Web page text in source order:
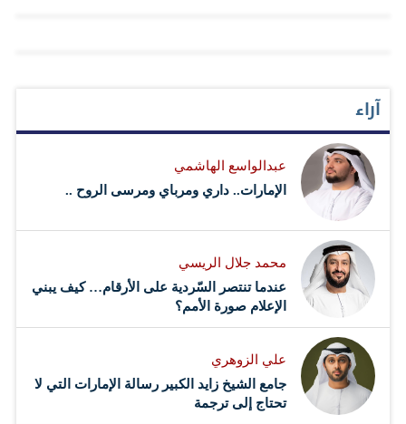
آراء
عبدالواسع الهاشمي
الإمارات.. داري ومرباي ومرسى الروح ..
محمد جلال الريسي
عندما تنتصر السّردية على الأرقام… كيف يبني
الإعلام صورة الأمم؟
علي الزوهري
جامع الشيخ زايد الكبير رسالة الإمارات التي لا
تحتاج إلى ترجمة